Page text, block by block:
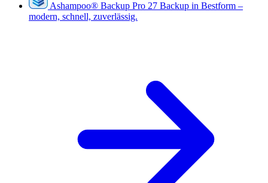
Ashampoo® Backup Pro 27 Backup in Bestform –
modern, schnell, zuverlässig.